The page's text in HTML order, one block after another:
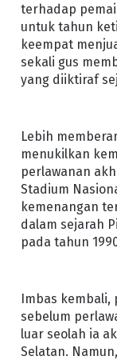
terhadap
untuk tahun
keempat
sekali gus
yang diiktiraf
Lebih
menukilkan
perlawanan
Stadium
kemenangan
dalam sejarah
pada tahun
Imbas kembali,
sebelum
luar seolah ia
Selatan.